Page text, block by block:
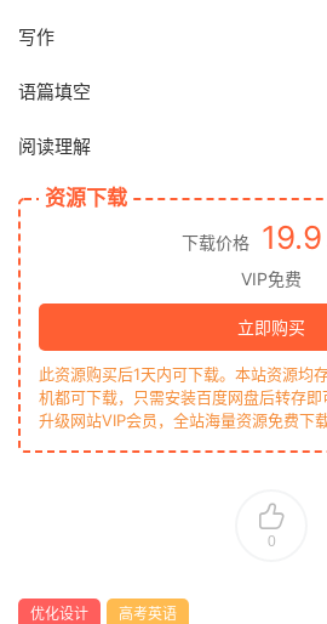
写作
语篇填空
阅读理解
资源下载
下载价格 19.9
VIP免费
立即购买
此资源购买后1天内可下载。本站资源均
机都可下载，只需安装百度网盘后转存即
升级网站VIP会员，全站海量资源免费下载
0
优化设计 高考英语